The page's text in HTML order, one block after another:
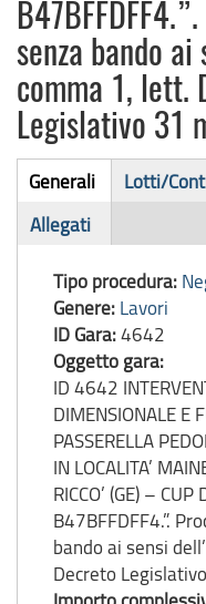
senza bando ai
comma 1, lett.
Legislativo 31
Bando
di
Generali
attiva)
Lotti/
Allegati
Tipo procedura:
Genere: Lavori
ID Gara:4642
Oggetto gara:
ID 4642
DIMENSIONALE E
PASSERELLA
IN LOCALITA’
RICCO’ (GE) –
B47BFFDFF4.”.
bando ai sensi
Decreto